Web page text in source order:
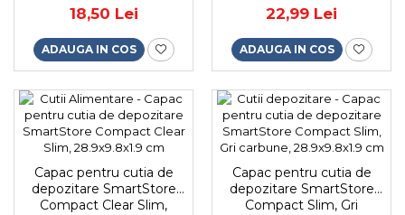
0.3L
18,50 Lei
ADAUGA IN COS
22,99 Lei
ADAUGA IN COS
Capac pentru cutia de
depozitare SmartStore
Compact Clear Slim,
Capac pentru cutia de
depozitare SmartStore
Compact Slim, Gri